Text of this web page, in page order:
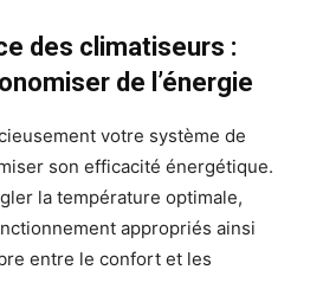
des climatiseurs :
de l’énergie
votre système de
son efficacité énergétique.
la température optimale,
appropriés ainsi
entre le confort et les